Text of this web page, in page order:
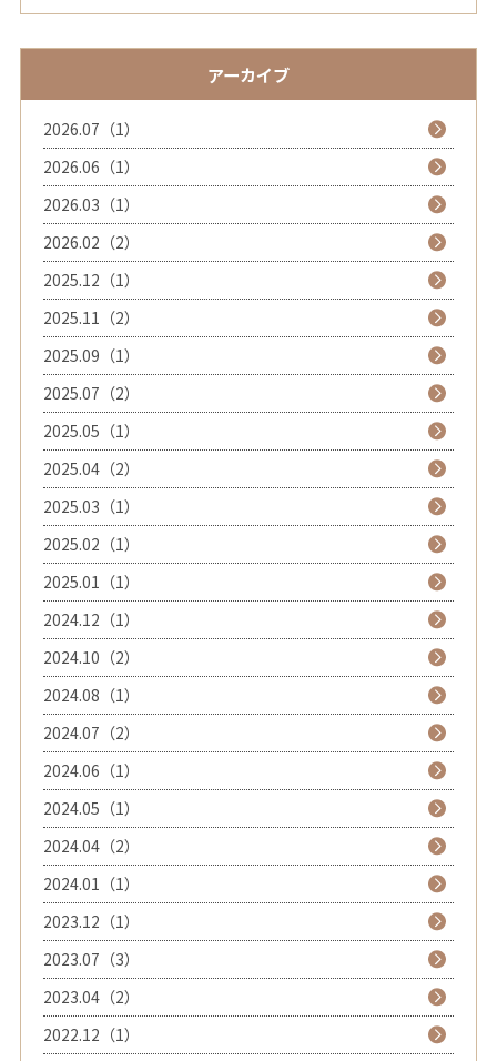
アーカイブ
2026.07（1）
2026.06（1）
2026.03（1）
2026.02（2）
2025.12（1）
2025.11（2）
2025.09（1）
2025.07（2）
2025.05（1）
2025.04（2）
2025.03（1）
2025.02（1）
2025.01（1）
2024.12（1）
2024.10（2）
2024.08（1）
2024.07（2）
2024.06（1）
2024.05（1）
2024.04（2）
2024.01（1）
2023.12（1）
2023.07（3）
2023.04（2）
2022.12（1）